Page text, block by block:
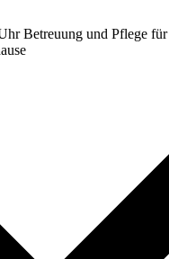
Betreuung und Pflege